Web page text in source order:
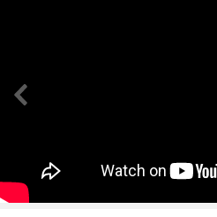
Panneau précédent